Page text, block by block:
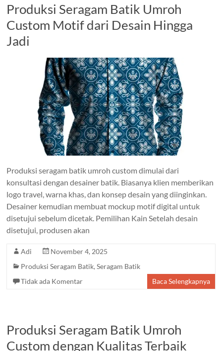
Produksi Seragam Batik Umroh
Custom Motif dari Desain Hingga
Jadi
Produksi seragam batik umroh custom dimulai dari
konsultasi dengan desainer batik. Biasanya klien memberikan
logo travel, warna khas, dan konsep desain yang diinginkan.
Desainer kemudian membuat mockup motif digital untuk
disetujui sebelum dicetak. Pemilihan Kain Setelah desain
disetujui, produsen akan
Adi
November 4, 2025
Produksi Seragam Batik,Seragam Batik
Tidak ada Komentar
Baca Selengkapnya
Produksi Seragam Batik Umroh
Custom dengan Kualitas Terbaik